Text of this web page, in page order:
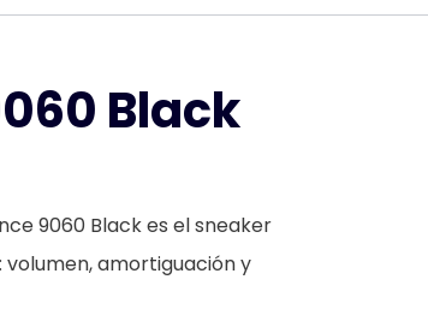
Black
9060 Black es el sneaker
amortiguación y